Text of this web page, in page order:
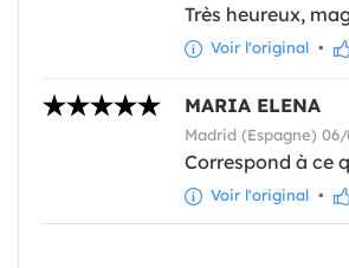
Très heureux,
Voir l'original •
MARIA ELENA
Madrid (Espagne)
Correspond à ce
Voir l'original •